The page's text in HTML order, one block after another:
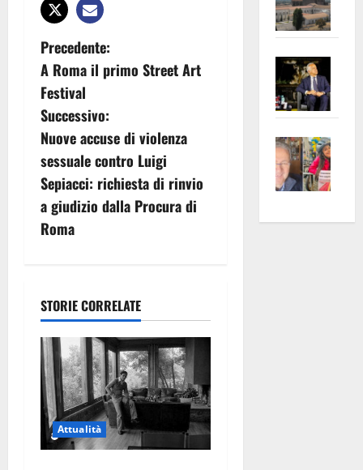
N
a
v
i
g
a
o
n
e
a
r
Precedente:
A Roma il primo Street Art
Festival
Successivo:
Nuove accuse di violenza
sessuale contro Luigi
Sepiacci: richiesta di rinvio
a giudizio dalla Procura di
Roma
STORIE CORRELATE
Attualità
euro
apre